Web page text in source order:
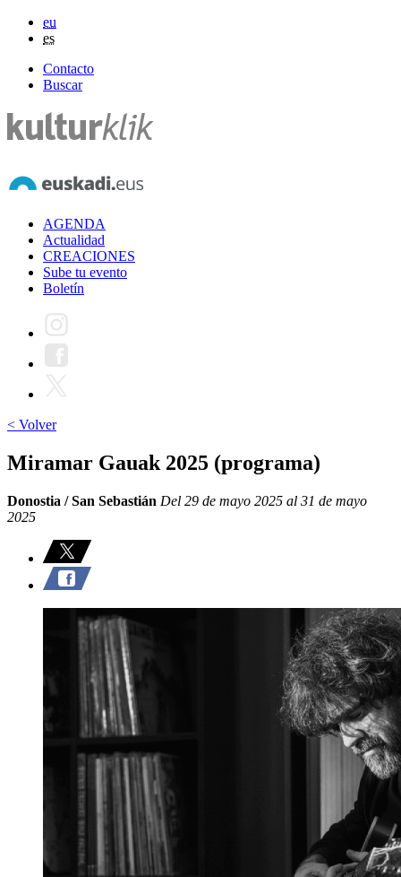
eu
es
Contacto
Buscar
AGENDA
Actualidad
CREACIONES
Sube tu evento
Boletín
< Volver
Miramar Gauak 2025 (programa)
Donostia / San Sebastián Del 29 de mayo 2025 al 31 de mayo
2025